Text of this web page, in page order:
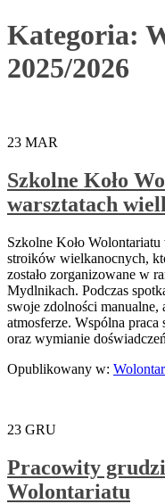
Kategoria:
2025/2026
23 MAR
Szkolne Koło
warsztatach
Szkolne Koło Wolontariatu
stroików wielkanocnych,
zostało zorganizowane w
Mydlnikach. Podczas
swoje zdolności manualne,
atmosferze. Wspólna
oraz wymianie
Opublikowany w:
23 GRU
Pracowity
Wolontariatu